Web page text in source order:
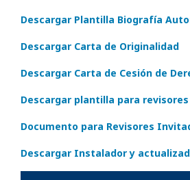
Descargar Plantilla Biografía
Descargar Carta de Originalidad
Descargar Carta de Cesión de
Descargar plantilla para
Documento para Revisores
Descargar Instalador y